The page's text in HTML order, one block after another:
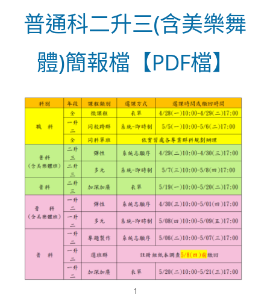
普通科二升三(含美樂舞
體)簡報檔【PDF檔】
1